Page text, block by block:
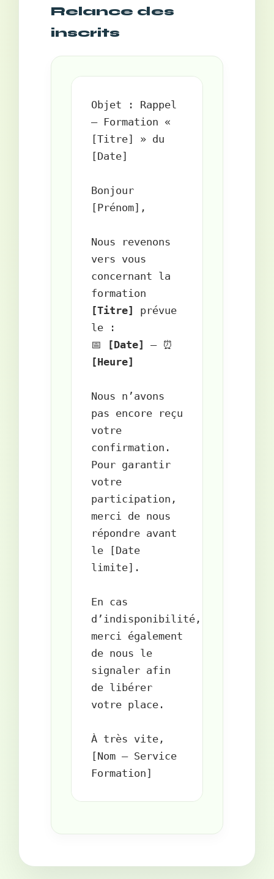
Relance des
inscrits
Objet : Rappel
— Formation «
[Titre] » du
[Date]
Bonjour
[Prénom],
Nous revenons
vers vous
concernant la
[Titre]
prévue
le :
📅
[Date]
[Heure]
Nous n’avons
pas encore reçu
votre
confirmation.
Pour garantir
votre
participation,
merci de nous
répondre avant
le [Date
limite].
En cas
d’indisponibilité,
merci également
de nous le
signaler afin
de libérer
votre place.
À très vite,
[Nom – Service